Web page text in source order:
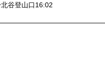
谷登山口16:02